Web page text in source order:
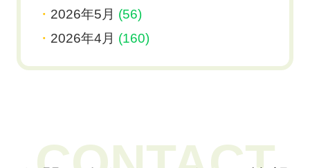
2026年5月 (56)
2026年4月 (160)